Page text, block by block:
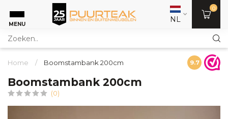
MENU NL
0
Home / Boomstambank 200cm 9.7
Boomstambank 200cm
(0)